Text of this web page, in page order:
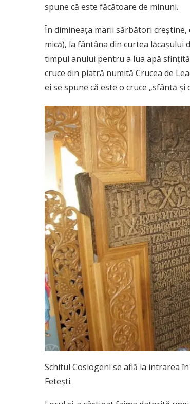
spune că este făcătoare de minuni.
În dimineaţa marii sărbători
mică), la fântâna din curtea
timpul anului pentru a lua apă
cruce din piatră numită Crucea de
ei se spune că este o cruce „sfântă şi
Schitul Coslogeni se află la intrarea
Feteşti.